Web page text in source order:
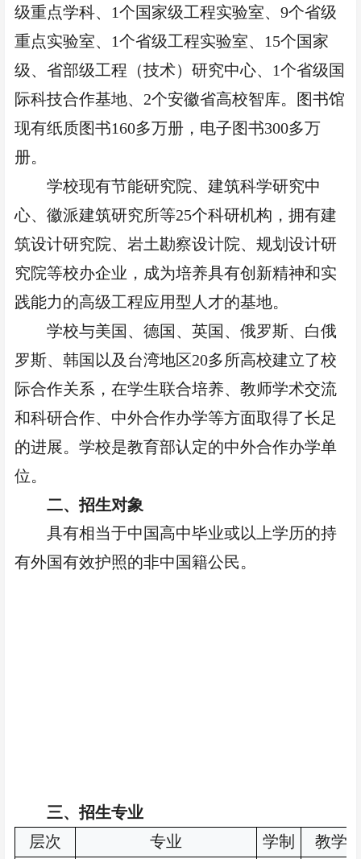
级重点学科、1个国家级工程实验室、9个省级
重点实验室、1个省级工程实验室、15个国家
级、省部级工程（技术）研究中心、1个省级国
际科技合作基地、2个安徽省高校智库。图书馆
现有纸质图书160多万册，电子图书300多万
册。
学校现有节能研究院、建筑科学研究中
心、徽派建筑研究所等25个科研机构，拥有建
筑设计研究院、岩土勘察设计院、规划设计研
究院等校办企业，成为培养具有创新精神和实
践能力的高级工程应用型人才的基地。
学校与美国、德国、英国、俄罗斯、白俄
罗斯、韩国以及台湾地区20多所高校建立了校
际合作关系，在学生联合培养、教师学术交流
和科研合作、中外合作办学等方面取得了长足
的进展。学校是教育部认定的中外合作办学单
位。
二、招生对象
具有相当于中国高中毕业或以上学历的持
有外国有效护照的非中国籍公民。
三、招生专业
层次
专业 学制 教学